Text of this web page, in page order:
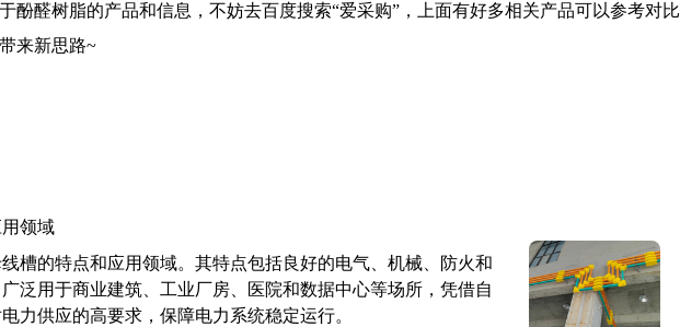
酚醛树脂的产品和信息，不妨去百度搜索“爱采购”，上面有好多相关产品可以参考对比
来新思路~
领域
槽的特点和应用领域。其特点包括良好的电气、机械、防火和
泛用于商业建筑、工业厂房、医院和数据中心等场所，凭借自
力供应的高要求，保障电力系统稳定运行。